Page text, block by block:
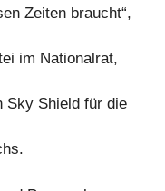
Zeiten braucht“,
im Nationalrat,
Sky Shield für die